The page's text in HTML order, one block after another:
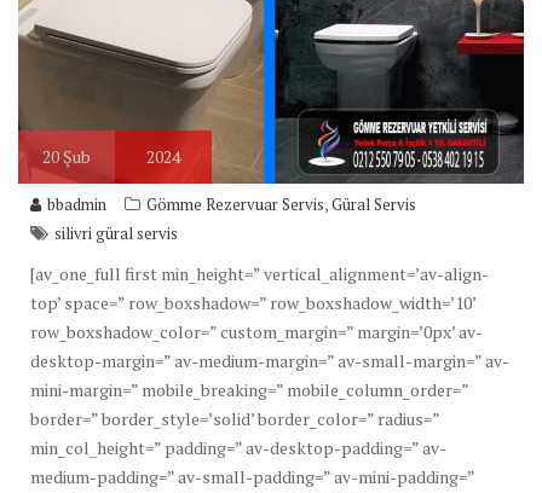
20 Şub 2024
bbadmin Gömme Rezervuar Servis,Güral Servis
silivri güral servis
[av_one_full first min_height=” vertical_alignment=’av-align-
top’ space=” row_boxshadow=” row_boxshadow_width=’10’
row_boxshadow_color=” custom_margin=” margin=’0px’ av-
desktop-margin=” av-medium-margin=” av-small-margin=” av-
mini-margin=” mobile_breaking=” mobile_column_order=”
border=” border_style=’solid’ border_color=” radius=”
min_col_height=” padding=” av-desktop-padding=” av-
medium-padding=” av-small-padding=” av-mini-padding=”